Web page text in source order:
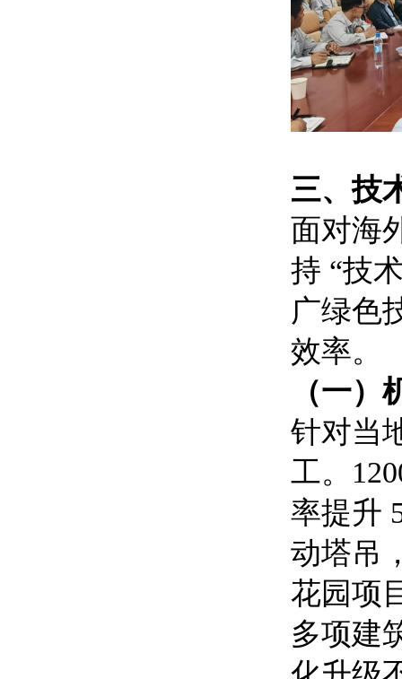
三、技
面对海
持 “技
广绿色
效率。
（一
针对当
工。
率提升
动塔吊
花园项
多项建